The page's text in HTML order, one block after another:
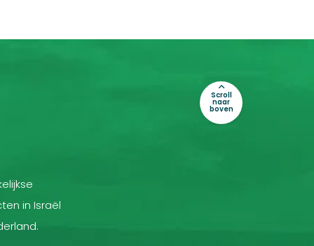
Scroll
naar
boven
in Israël